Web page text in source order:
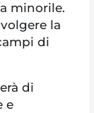
minorile.
la
di
di
e